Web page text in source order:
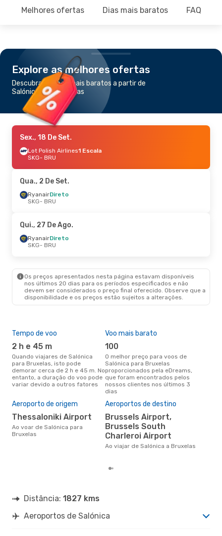
Melhores ofertas Dias mais baratos FAQ
Explore as melhores ofertas
Descubra os voos mais baratos a partir de
Salónica para Bruxelas
Sex., 18 De Set.
Lot Polish Airlines1 Escala
SKG- BRU
Qua., 2 De Set.
RyanairDireto
SKG- BRU
Qui., 27 De Ago.
RyanairDireto
SKG- BRU
Os preços apresentados nesta página estavam disponíveis
nos últimos 20 dias para os períodos especificados e não
devem ser considerados o preço final oferecido. Observe que a
disponibilidade e os preços estão sujeitos a alterações.
Tempo de voo
2 h e 45 m
Quando viajares de Salónica
para Bruxelas, isto pode
demorar cerca de 2 h e 45 m. No
entanto, a duração do voo pode
variar devido a outros fatores
Voo mais barato
100
O melhor preço para voos de
Salónica para Bruxelas
proporcionados pela eDreams,
que foram encontrados pelos
nossos clientes nos últimos 3
dias
Aeroporto de origem
Thessaloniki Airport
Ao voar de Salónica para
Bruxelas
Aeroportos de destino
Brussels Airport,
Brussels South
Charleroi Airport
Ao viajar de Salónica a Bruxelas
Distância: 1827 kms
Aeroportos de Salónica